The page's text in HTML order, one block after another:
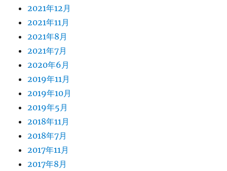
2021年12月
2021年11月
2021年8月
2021年7月
2020年6月
2019年11月
2019年10月
2019年5月
2018年11月
2018年7月
2017年11月
2017年8月